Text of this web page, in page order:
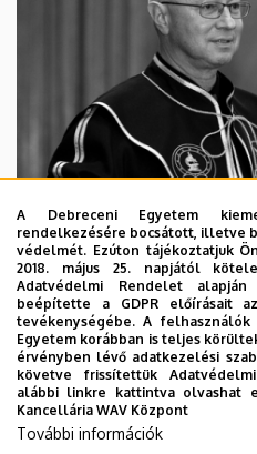
2026. augusztus 5.
Díszdoktorát
Egyetem
INTÉZMÉNYI TTK TUDOMÁNY
A Debreceni Egyetem
rendelkezésére bocsátott, illetve
védelmét. Ezúton tájékoztatjuk
2018. május 25. napjától
Adatvédelmi Rendelet
beépítette a GDPR előírásait
tevékenységébe. A
Egyetem korábban is teljes
érvényben lévő adatkezelési
követve frissítettük
alábbi linkre kattintva olvashat
Kancellária WAV Központ
További információk